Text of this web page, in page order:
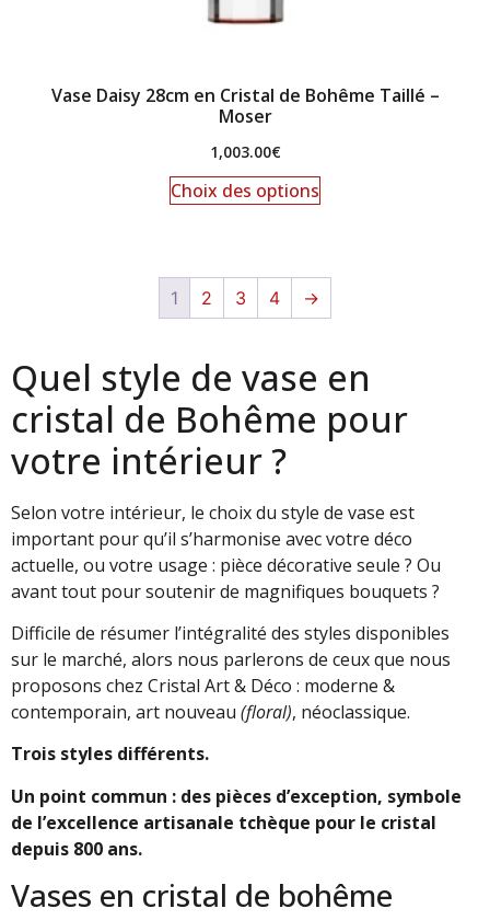
Vase Daisy 28cm en Cristal de Bohême Taillé –
Moser
1,003.00€
Choix des options
1 2 3 4 →
Quel style de vase en
cristal de Bohême pour
votre intérieur ?
Selon votre intérieur, le choix du style de vase est
important pour qu’il s’harmonise avec votre déco
actuelle, ou votre usage : pièce décorative seule ? Ou
avant tout pour soutenir de magnifiques bouquets ?
Difficile de résumer l’intégralité des styles disponibles
sur le marché, alors nous parlerons de ceux que nous
proposons chez Cristal Art & Déco : moderne &
contemporain, art nouveau (floral), néoclassique.
Trois styles différents.
Un point commun : des pièces d’exception, symbole
de l’excellence artisanale tchèque pour le cristal
depuis 800 ans.
Vases en cristal de bohême